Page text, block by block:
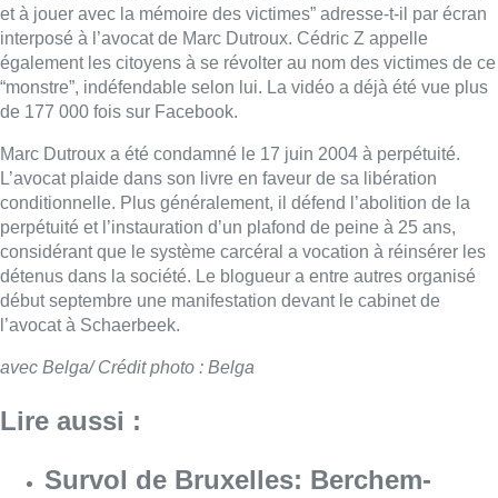
et à jouer avec la mémoire des victimes” adresse-t-il par écran
interposé à l’avocat de Marc Dutroux. Cédric Z appelle
également les citoyens à se révolter au nom des victimes de ce
“monstre”, indéfendable selon lui. La vidéo a déjà été vue plus
de 177 000 fois sur Facebook.
Marc Dutroux a été condamné le 17 juin 2004 à perpétuité.
L’avocat plaide dans son livre en faveur de sa libération
conditionnelle. Plus généralement, il défend l’abolition de la
perpétuité et l’instauration d’un plafond de peine à 25 ans,
considérant que le système carcéral a vocation à réinsérer les
détenus dans la société. Le blogueur a entre autres organisé
début septembre une manifestation devant le cabinet de
l’avocat à Schaerbeek.
avec Belga/ Crédit photo : Belga
Lire aussi :
Survol de Bruxelles: Berchem-